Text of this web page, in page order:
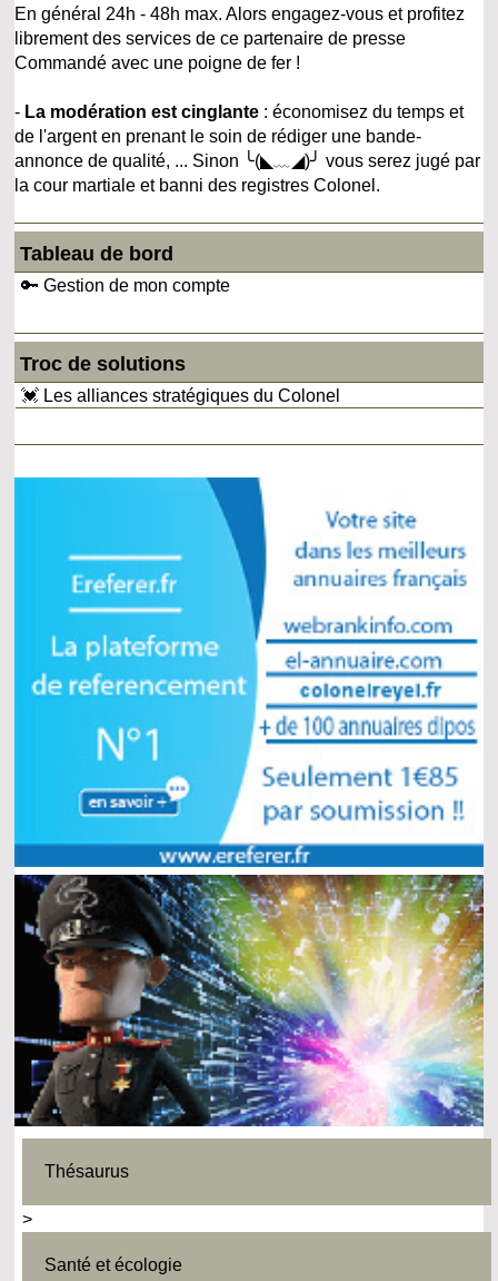
En général 24h - 48h max. Alors engagez-vous et profitez
librement des services de ce partenaire de presse
Commandé avec une poigne de fer !
- La modération est cinglante : économisez du temps et
de l'argent en prenant le soin de rédiger une bande-
annonce de qualité, ... Sinon ╰(◣﹏◢)╯ vous serez jugé par
la cour martiale et banni des registres Colonel.
Tableau de bord
🔑 Gestion de mon compte
Troc de solutions
💓 Les alliances stratégiques du Colonel
Thésaurus
>
Santé et écologie